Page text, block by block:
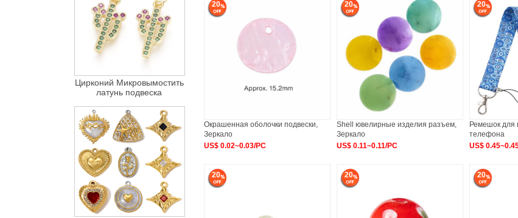
20
Окрашенная оболочки подвески,
Зеркало
US$ 0.02~0.03/PC
20
Shell ювелирные изделия разъем,
Зеркало
US$ 0.11~0.11/PC
20
Ремешок для
телефона
US$
20 20 20
Цирконий Микровымостить
латунь подвеска